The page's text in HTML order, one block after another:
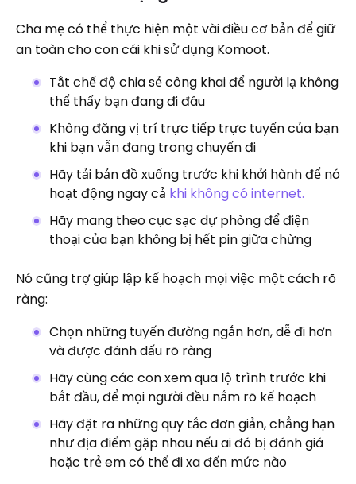
Cha mẹ có thể thực hiện một vài điều cơ bản để giữ
an toàn cho con cái khi sử dụng Komoot.
Tắt chế độ chia sẻ công khai để người lạ không
thể thấy bạn đang đi đâu
Không đăng vị trí trực tiếp trực tuyến của bạn
khi bạn vẫn đang trong chuyến đi
Hãy tải bản đồ xuống trước khi khởi hành để nó
hoạt động ngay cả khi không có internet.
Hãy mang theo cục sạc dự phòng để điện
thoại của bạn không bị hết pin giữa chừng
Nó cũng trợ giúp lập kế hoạch mọi việc một cách rõ
ràng:
Chọn những tuyến đường ngắn hơn, dễ đi hơn
và được đánh dấu rõ ràng
Hãy cùng các con xem qua lộ trình trước khi
bắt đầu, để mọi người đều nắm rõ kế hoạch
Hãy đặt ra những quy tắc đơn giản, chẳng hạn
như địa điểm gặp nhau nếu ai đó bị đánh giá
hoặc trẻ em có thể đi xa đến mức nào